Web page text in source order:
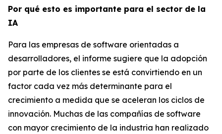
Por qué esto es importante para el sector de la
IA
Para las empresas de software orientadas a
desarrolladores, el informe sugiere que la adopción
por parte de los clientes se está convirtiendo en un
factor cada vez más determinante para el
crecimiento a medida que se aceleran los ciclos de
innovación. Muchas de las compañías de software
con mayor crecimiento de la industria han realizado